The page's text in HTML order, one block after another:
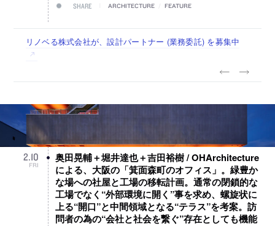
SHARE ARCHITECTURE FEATURE
佐々木慧が主宰する「axonometric株式会社」が、設計スタ
ッフ（経験者・既卒・2027年新卒）を募集中
古民家を軸に全国で“価値循環の仕組み”を作り、リモートワ
ーク主体の働き方を実践する「株式会社つぎと」が、設計ス
リノベる株式会社が、設計パートナー (業務委託) を募集中
社会への影響力のある建築を手掛け、スタッフ同士で助け合
う環境づくりも行う「E.A.S.T.architects」が、設計スタッフ
代官山を拠点に活動する「梅澤竜也 / ALA INC.」が、設計ス
タッフ・アルバイト・事務職を募集中
2.10
FRI
奥田晃輔＋堀井達也＋吉田裕樹 / OHArchitecture
による、大阪の「箕面森町のオフィス」。緑豊か
な場への社屋と工場の移転計画。通常の閉鎖的な
工場でなく“外部環境に開く”事を求め、螺旋状に
上る“開口”と中間領域となる“テラス”を考案。訪
問者の為の“会社と社会を繋ぐ”存在としても機能